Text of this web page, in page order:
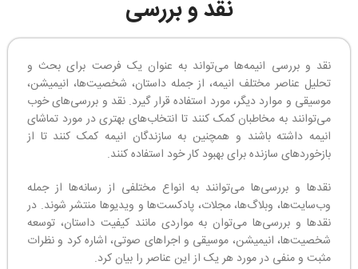
نقد و بررسی
نقد و بررسی انیمه‌ها می‌تواند به عنوان یک فرصت برای بحث و
تحلیل عناصر مختلف انیمه، از جمله داستان، شخصیت‌ها، انیمیشن،
موسیقی و موارد دیگر، مورد استفاده قرار گیرد. نقد و بررسی‌های خوب
می‌توانند به مخاطبان کمک کنند تا انتخاب‌های بهتری در مورد تماشای
انیمه داشته باشند و همچنین به سازندگان انیمه کمک کنند تا از
بازخوردهای سازنده برای بهبود کار خود استفاده کنند.
نقدها و بررسی‌ها می‌توانند به انواع مختلفی از رسانه‌ها از جمله
وب‌سایت‌ها، وبلاگ‌ها، مجلات، پادکست‌ها و ویدیوها منتشر شوند. در
نقدها و بررسی‌ها می‌توان به مواردی مانند کیفیت داستان، توسعه
شخصیت‌ها، انیمیشن، موسیقی و اجراهای صوتی، اشاره کرد و نظرات
مثبت و منفی در مورد هر یک از این عناصر را بیان کرد.